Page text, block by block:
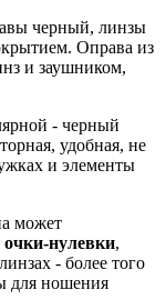
черный, линзы
Оправа из
и заушником,
- черный
удобная, не
и элементы
может
нулевки,
- более того
для ношения